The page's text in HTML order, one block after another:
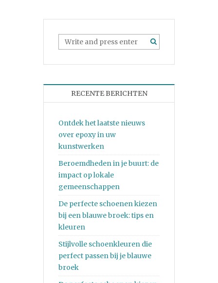
RECENTE BERICHTEN
Ontdek het laatste nieuws
over epoxy in uw
kunstwerken
Beroemdheden in je buurt: de
impact op lokale
gemeenschappen
De perfecte schoenen kiezen
bij een blauwe broek: tips en
kleuren
Stijlvolle schoenkleuren die
perfect passen bij je blauwe
broek